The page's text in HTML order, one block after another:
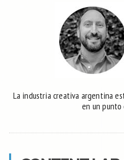
La industria creativa argentina
en un